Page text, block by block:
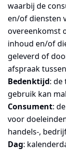
waarbij de
en/of diensten
overeenkomst
inhoud en/of
geleverd of
afspraak
Bedenktijd: de
gebruik kan
Consument:
voor
handels-,
Dag: